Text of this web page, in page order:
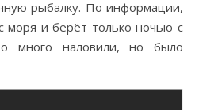
моря и берёт только ночью с
много наловили, но было